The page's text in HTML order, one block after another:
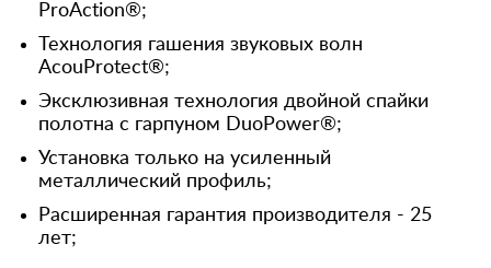
ProAction®;
Технология гашения звуковых волн
AcouProtect®;
Эксклюзивная технология двойной спайки
полотна с гарпуном DuoPower®;
Установка только на усиленный
металлический профиль;
Расширенная гарантия производителя - 25
лет;